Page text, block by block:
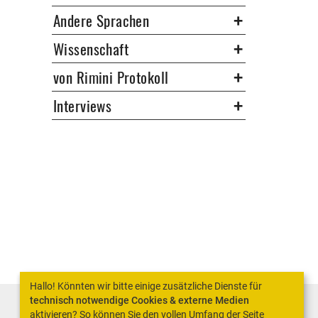
Andere Sprachen
Wissenschaft
von Rimini Protokoll
Interviews
Hallo! Könnten wir bitte einige zusätzliche Dienste für
technisch notwendige Cookies & externe Medien
aktivieren? So können Sie den vollen Umfang der Seite